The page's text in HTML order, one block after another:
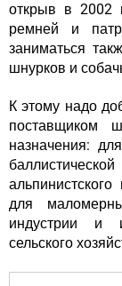
открыв в 2002
ремней и
заниматься
шнурков и
К этому надо
поставщиком
назначения:
для
индустрии и
сельского